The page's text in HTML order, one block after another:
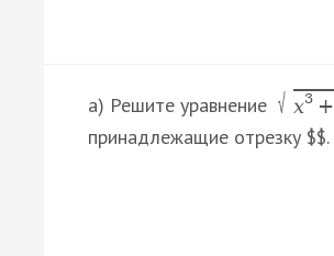
а) Решите уравнение √ x3 +
принадлежащие отрезку $$.